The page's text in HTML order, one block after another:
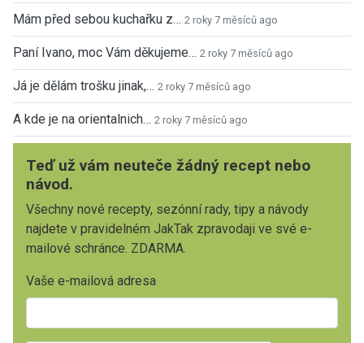
Mám před sebou kuchařku z… 2 roky 7 měsíců ago
Paní Ivano, moc Vám děkujeme… 2 roky 7 měsíců ago
Já je dělám trošku jinak,… 2 roky 7 měsíců ago
A kde je na orientalnich… 2 roky 7 měsíců ago
Teď už vám neuteče žádný recept nebo
návod.
Všechny nové recepty, sezónní rady, tipy a návody
najdete v pravidelném JakTak zpravodaji ve své e-
mailové schránce. ZDARMA.
Vaše e-mailová adresa